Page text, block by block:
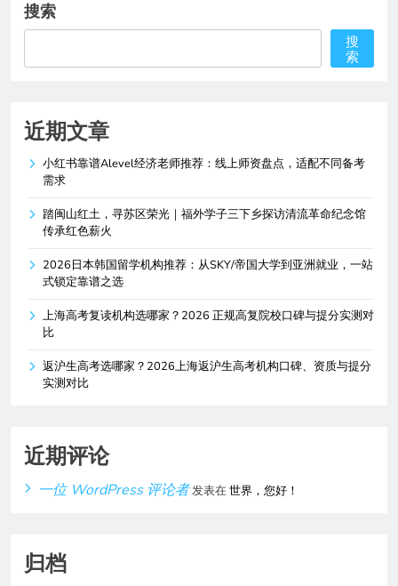
搜索
搜
索
近期文章
小红书靠谱Alevel经济老师推荐：线上师资盘点，适配不同备考
需求
踏闽山红土，寻苏区荣光｜福外学子三下乡探访清流革命纪念馆
传承红色薪火
2026日本韩国留学机构推荐：从SKY/帝国大学到亚洲就业，一站
式锁定靠谱之选
上海高考复读机构选哪家？2026 正规高复院校口碑与提分实测对
比
返沪生高考选哪家？2026上海返沪生高考机构口碑、资质与提分
实测对比
近期评论
一位 WordPress 评论者发表在世界，您好！
归档